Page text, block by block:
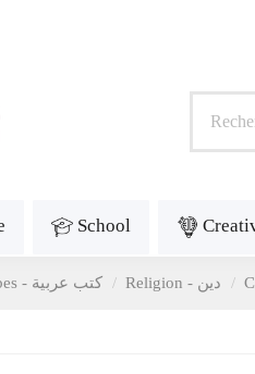
School
Livres Arabes - كتب عربية Religion - دين